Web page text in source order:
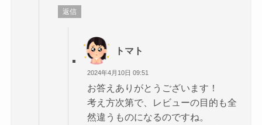
返信
トマト
2024年4月10日 09:51
お答えありがとうございます！
考え方次第で、レビューの目的も全
然違うものになるのですね。